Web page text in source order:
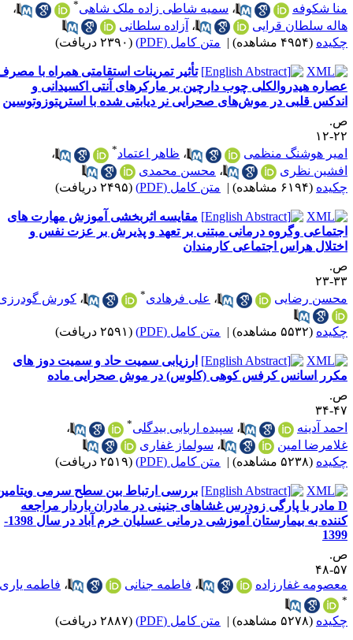
شکوفه
،سمیه شاطی زاده ملک شاهی
،
سلطان قرایی
،آزاده سلطانی
(۴۹۵۴ مشاهده) | متن کامل (PDF) (۲۳۹۰ دریافت)
تأثیر تمرینات استقامتی همراه با مصرف
هیدروالکلی چوب دارچین بر مارکرهای آنتی اکسیدانی و
قلبی در موش‌های صحرایی نر دیابتی شده با استرپتوزوتوسین
۱۲
هوشنگ منظمی
،ظاهر اعتماد*
،
نظری
،محسن محمدی
(۶۱۹۴ مشاهده) | متن کامل (PDF) (۲۴۹۵ دریافت)
مقایسه اثربخشی آموزش مهارت های
وگروه درمانی مبتنی بر تعهد و پذیرش بر عزت نفس و
هراس اجتماعی کارمندان
۲۳
رضایی
،علی فرهادی ،کورش گودرزی
(۵۵۳۲ مشاهده) | متن کامل (PDF) (۲۵۹۱ دریافت)
ارزیابی سمیت حاد و سمیت دوز های
اسانس کرفس کوهی (کلوس) در موش صحرایی ماده
۳۴
آدینه
،سپیده اربابی بیدگلی
،
امین
،سولماز غفاری
(۵۲۳۸ مشاهده) | متن کامل (PDF) (۲۵۱۹ دریافت)
بررسی ارتباط بین سطح سرمی ویتامین
D مادر با پارگی زودرس غشاهای جنینی در مادران باردار مراجعه
کننده به بیمارستان آموزشی درمانی عسلیان خرم آباد در سال 1398-
۴۸
غفارزاده
،فاطمه جنانی ،فاطمه یاری
(۵۲۷۸ مشاهده) | متن کامل (PDF) (۲۸۸۷ دریافت)